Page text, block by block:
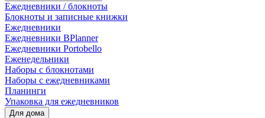
Ежедневники / блокноты
Блокноты и записные книжки
Ежедневники
Ежедневники BPlanner
Ежедневники Portobello
Еженедельники
Наборы с блокнотами
Наборы с ежедневниками
Планинги
Упаковка для ежедневников
Для дома